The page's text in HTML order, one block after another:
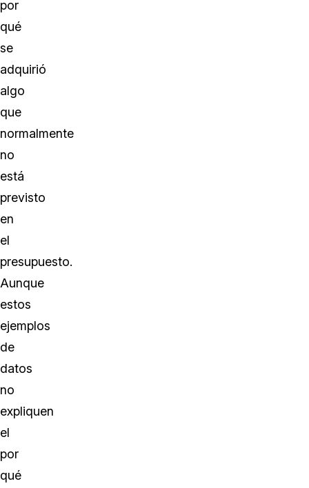
por
qué
se
adquirió
algo
que
normalmente
no
está
previsto
en
el
presupuesto.
Aunque
estos
ejemplos
de
datos
no
expliquen
el
por
qué